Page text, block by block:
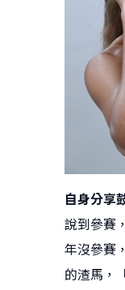
自身分享
說到參賽
年沒參賽
的渣馬，